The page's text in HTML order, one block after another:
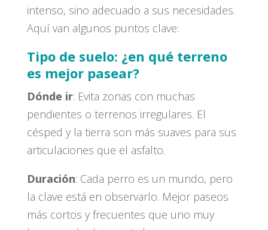
intenso, sino adecuado a sus necesidades.
Aquí van algunos puntos clave:
Tipo de suelo: ¿en qué terreno
es mejor pasear?
Dónde ir: Evita zonas con muchas
pendientes o terrenos irregulares. El
césped y la tierra son más suaves para sus
articulaciones que el asfalto.
Duración: Cada perro es un mundo, pero
la clave está en observarlo. Mejor paseos
más cortos y frecuentes que uno muy